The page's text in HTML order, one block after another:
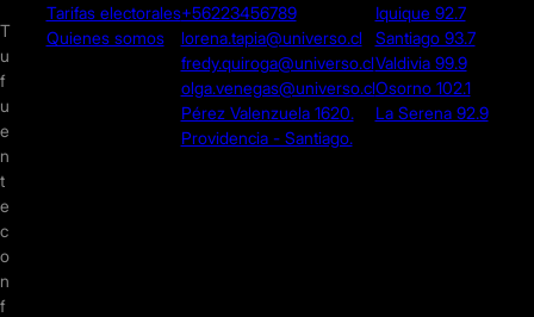
T
u
f
u
e
n
t
e
c
o
n
f
Tarifas electorales
Quienes somos
+56223456789
lorena.tapia@universo.cl
fredy.quiroga@universo.cl
olga.venegas@universo.cl
Pérez Valenzuela 1620.
Providencia - Santiago.
Iquique 92.7
Santiago 93.7
Valdivia 99.9
Osorno 102.1
La Serena 92.9